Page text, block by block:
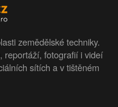
zemědělské techniky.
reportáží, fotografií i videí
sítích a v tištěném